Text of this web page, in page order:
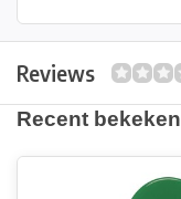
Reviews
Recent bekeken